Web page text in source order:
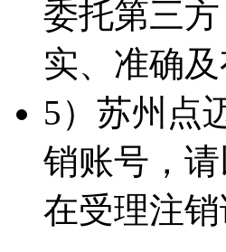
委托第三
实、准确及
5）苏州点
销账号，
在受理注